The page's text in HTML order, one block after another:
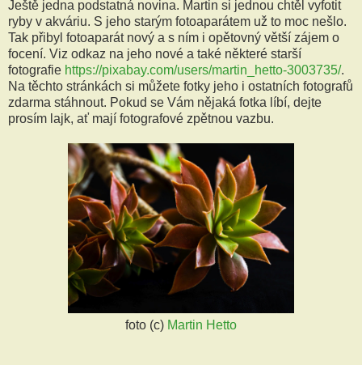
Ještě jedna podstatná novina. Martin si jednou chtěl vyfotit
ryby v akváriu. S jeho starým fotoaparátem už to moc nešlo.
Tak přibyl fotoaparát nový a s ním i opětovný větší zájem o
focení. Viz odkaz na jeho nové a také některé starší
fotografie https://pixabay.com/users/martin_hetto-3003735/.
Na těchto stránkách si můžete fotky jeho i ostatních fotografů
zdarma stáhnout. Pokud se Vám nějaká fotka líbí, dejte
prosím lajk, ať mají fotografové zpětnou vazbu.
foto (c) Martin Hetto